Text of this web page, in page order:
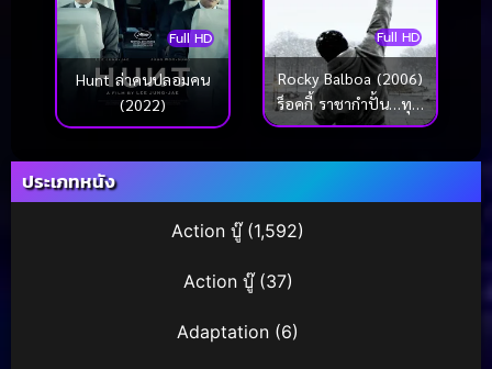
Full HD
Hunt ล่าคนปลอมคน
(2022)
Full HD
Rocky Balboa (2006)
ร็อคกี้ ราชากำปั้น…ทุบ
สังเวียน
ประเภทหนัง
Action บู๊(1,592)
Action บู๊(37)
Adaptation (6)